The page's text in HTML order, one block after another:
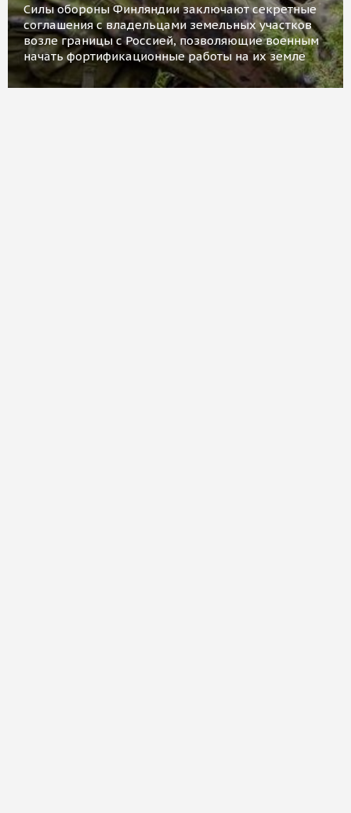
Силы обороны Финляндии заключают секретные
соглашения с владельцами земельных участков
возле границы с Россией, позволяющие военным
начать фортификационные работы на их земле